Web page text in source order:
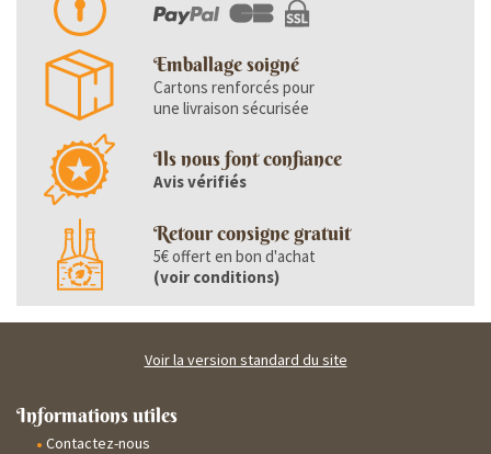
Emballage soigné
Cartons renforcés pour
une livraison sécurisée
Ils nous font confiance
Avis vérifiés
Retour consigne gratuit
5€ offert en bon d'achat
(voir conditions)
Voir la version standard du site
Informations utiles
Contactez-nous